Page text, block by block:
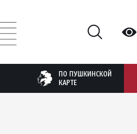
ПО ПУШКИНСКОЙ
КАРТЕ